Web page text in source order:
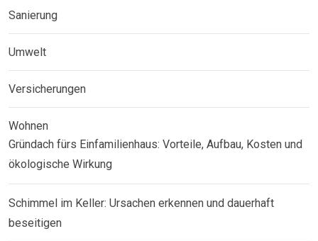
Sanierung
Umwelt
Versicherungen
Wohnen
Gründach fürs Einfamilienhaus: Vorteile, Aufbau, Kosten und
ökologische Wirkung
Schimmel im Keller: Ursachen erkennen und dauerhaft
beseitigen